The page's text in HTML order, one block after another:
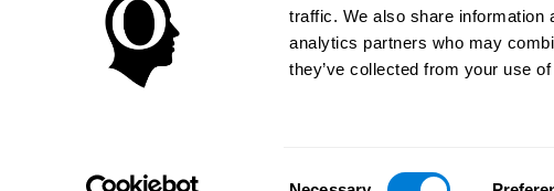
traffic. We also share information
analytics partners who may
they’ve collected from your use
الانتباه
CogniFit Inc © 2026